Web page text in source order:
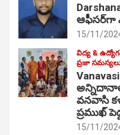
ఆఫీసర్‌గా
15/11/
విద్య &
ప్రజా
వనవాసి
ప్రముఖ్
15/11/